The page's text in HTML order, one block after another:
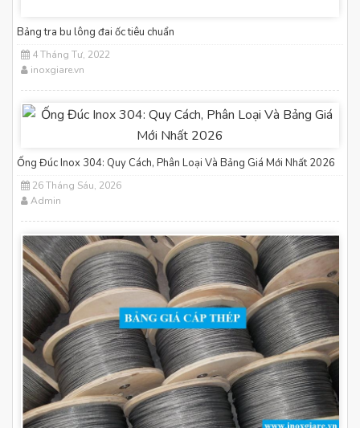
Bảng tra bu lông đai ốc tiêu chuẩn
4 Tháng Tư, 2022
inoxgiare.vn
Ống Đúc Inox 304: Quy Cách, Phân Loại Và Bảng Giá Mới Nhất 2026
26 Tháng Sáu, 2026
Admin